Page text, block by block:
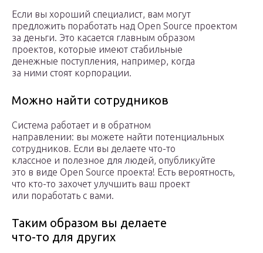
Если вы хороший специалист, вам могут
предложить поработать над Open Source проектом
за деньги. Это касается главным образом
проектов, которые имеют стабильные
денежные поступления, например, когда
за ними стоят корпорации.
Можно найти сотрудников
Система работает и в обратном
направлении: вы можете найти потенциальных
сотрудников. Если вы делаете что-то
классное и полезное для людей, опубликуйте
это в виде Open Source проекта! Есть вероятность,
что кто-то захочет улучшить ваш проект
или поработать с вами.
Таким образом вы делаете
что-то для других